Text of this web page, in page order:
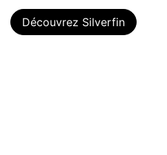
Découvrez Silverfin